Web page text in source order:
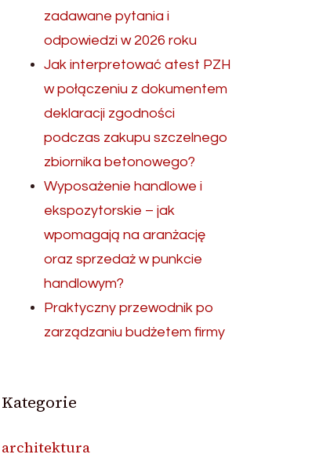
zadawane pytania i
odpowiedzi w 2026 roku
Jak interpretować atest PZH
w połączeniu z dokumentem
deklaracji zgodności
podczas zakupu szczelnego
zbiornika betonowego?
Wyposażenie handlowe i
ekspozytorskie – jak
wpomagają na aranżację
oraz sprzedaż w punkcie
handlowym?
Praktyczny przewodnik po
zarządzaniu budżetem firmy
Kategorie
architektura